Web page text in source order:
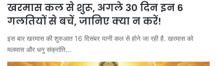
खरमास कल से शुरू, अगले 30 दिन इन 6
गलतियों से बचें, जानिए क्या न करें!
इस बार खरमास की शुरुआत 16 दिसंबर यानी कल से होने जा रही है. खरमास को
मलमास और धनु संक्रांति…